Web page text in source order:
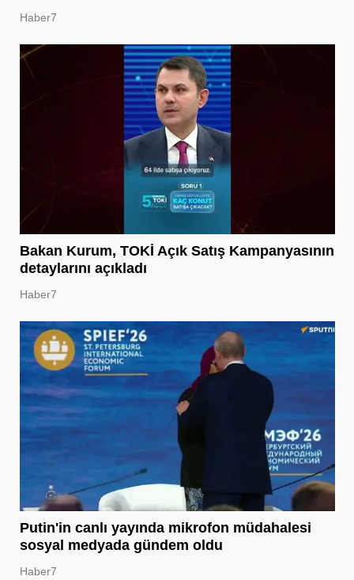
Haber7
Bakan Kurum, TOKİ Açık Satış Kampanyasının
detaylarını açıkladı
Haber7
Putin'in canlı yayında mikrofon müdahalesi
sosyal medyada gündem oldu
Haber7